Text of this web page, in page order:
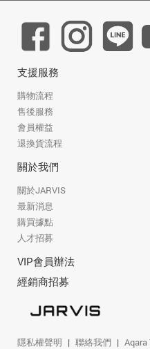
支援服務
購物流程
售後服務
會員權益
退換貨流程
關於我們
關於JARVIS
最新消息
購買據點
人才招募
VIP會員辦法
經銷商招募
隱私權聲明 聯絡我們